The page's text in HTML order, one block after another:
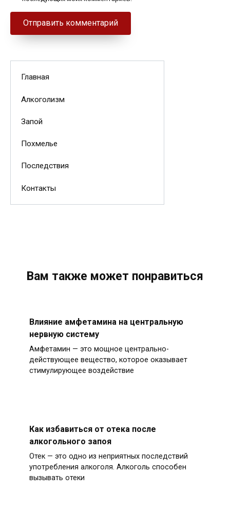
Главная
Алкоголизм
Запой
Похмелье
Последствия
Контакты
Вам также может понравиться
Влияние амфетамина на центральную
нервную систему
Амфетамин — это мощное центрально-
действующее вещество, которое оказывает
стимулирующее воздействие
Как избавиться от отека после
алкогольного запоя
Отек — это одно из неприятных последствий
употребления алкоголя. Алкоголь способен
вызывать отеки